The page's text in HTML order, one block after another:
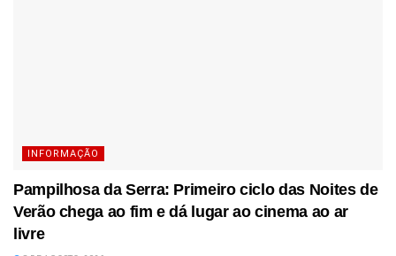
INFORMAÇÃO
Pampilhosa da Serra: Primeiro ciclo das Noites de
Verão chega ao fim e dá lugar ao cinema ao ar
livre